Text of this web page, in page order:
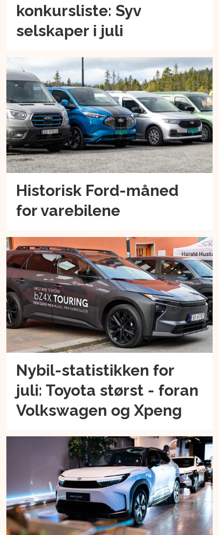
konkursliste: Syv
selskaper i juli
Historisk Ford-måned
for varebilene
Nybil-statistikken for
juli: Toyota størst - foran
Volkswagen og Xpeng